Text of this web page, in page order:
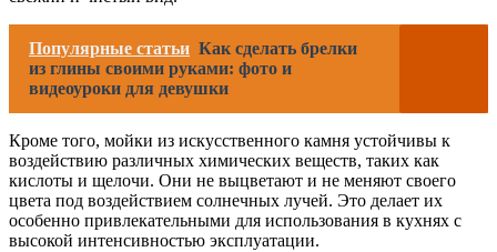
Популярные статьи Как сделать брелки
из глины своими руками: фото и
видеоуроки для девушки
Кроме того, мойки из искусственного камня устойчивы к
воздействию различных химических веществ, таких как
кислоты и щелочи. Они не выцветают и не меняют своего
цвета под воздействием солнечных лучей. Это делает их
особенно привлекательными для использования в кухнях с
высокой интенсивностью эксплуатации.